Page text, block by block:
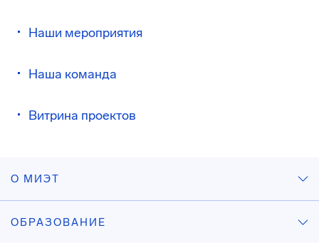
Наши мероприятия
Наша команда
Витрина проектов
О МИЭТ
ОБРАЗОВАНИЕ